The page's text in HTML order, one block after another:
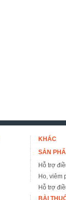
KHÁC
SẢN
Hỗ trợ
Ho, viêm
Hỗ trợ
BÀI